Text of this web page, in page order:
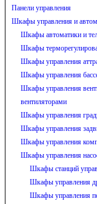
Панели управления
Шкафы управления и
Шкафы автоматики и
Шкафы
Шкафы управления
Шкафы управления
Шкафы управления
вентиляторами
Шкафы управления
Шкафы управления
Шкафы управления
Шкафы управления
Шкафы станций
Шкафы управления
Шкафы управления